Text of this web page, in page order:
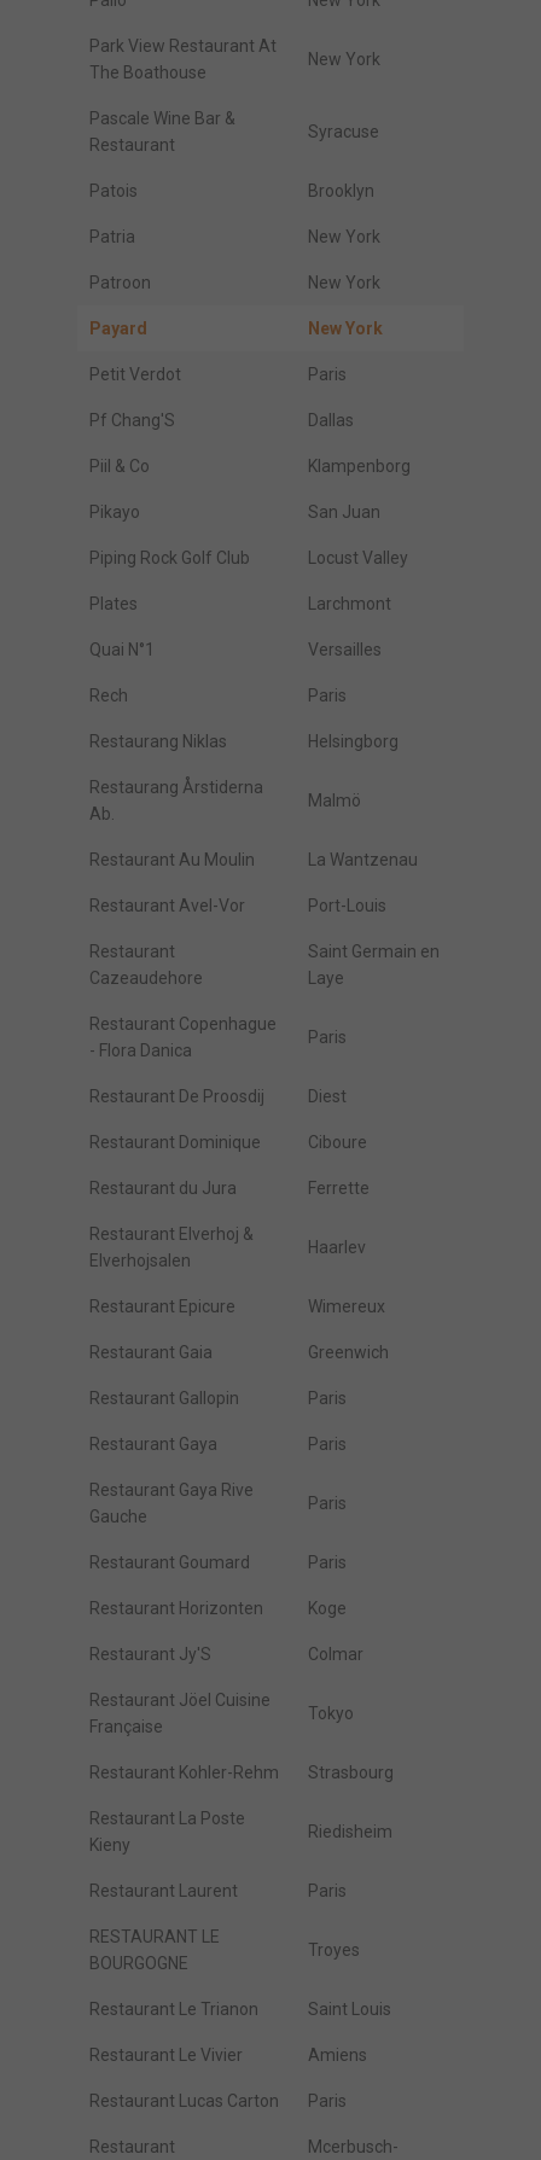
Park View Restaurant At
The Boathouse
New York
Pascale Wine Bar &
Restaurant
Syracuse
Patois Brooklyn
Patria New York
Patroon New York
Payard New York
Petit Verdot Paris
Pf Chang'S Dallas
Piil & Co Klampenborg
Pikayo San Juan
Piping Rock Golf Club Locust Valley
Plates Larchmont
Quai N°1 Versailles
Rech Paris
Restaurang Niklas Helsingborg
Restaurang Årstiderna
Ab.
Malmö
Restaurant Au Moulin La Wantzenau
Restaurant Avel-Vor Port-Louis
Restaurant
Cazeaudehore
Saint Germain en
Laye
Restaurant Copenhague
- Flora Danica
Paris
Restaurant De Proosdij Diest
Restaurant Dominique Ciboure
Restaurant du Jura Ferrette
Restaurant Elverhoj &
Elverhojsalen
Haarlev
Restaurant Epicure Wimereux
Restaurant Gaia Greenwich
Restaurant Gallopin Paris
Restaurant Gaya Paris
Restaurant Gaya Rive
Gauche
Paris
Restaurant Goumard Paris
Restaurant Horizonten Koge
Restaurant Jy'S Colmar
Restaurant Jöel Cuisine
Française
Tokyo
Restaurant Kohler-Rehm Strasbourg
Restaurant La Poste
Kieny
Riedisheim
Restaurant Laurent Paris
RESTAURANT LE
BOURGOGNE
Troyes
Restaurant Le Trianon Saint Louis
Restaurant Le Vivier Amiens
Restaurant Lucas Carton Paris
Restaurant
Mcerbusch-